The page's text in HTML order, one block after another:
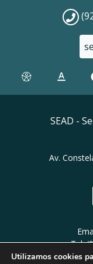
SEAD -
Av.
Tel:
Utilizamos cookies